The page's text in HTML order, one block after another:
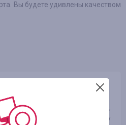
Вы будете удивлены качеством
cashback:
такси и услуги шофера,
чем 500 городах по всему